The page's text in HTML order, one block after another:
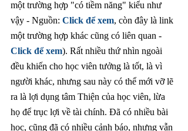
một trường hợp "có tiềm năng" kiểu như
vậy - Nguồn: Click để xem, còn đây là link
một trường hợp khác cũng có liên quan -
Click để xem). Rất nhiều thứ nhìn ngoài
đều khiến cho học viên tưởng là tốt, là vì
người khác, nhưng sau này có thể mới vỡ lẽ
ra là lợi dụng tâm Thiện của học viên, lừa
họ để trục lợi về tài chính. Đã có nhiều bài
học, cũng đã có nhiều cảnh báo, nhưng vẫn